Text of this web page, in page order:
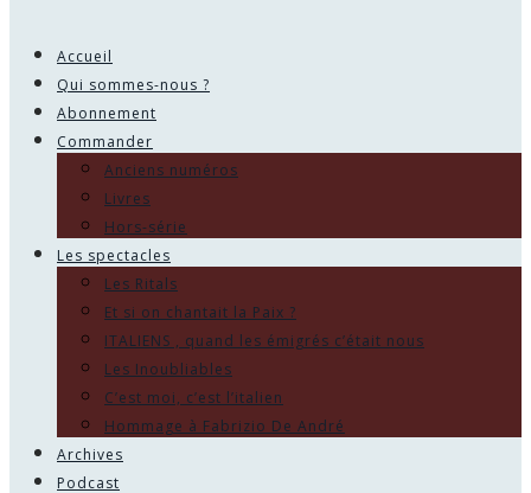
Accueil
Qui sommes-nous ?
Abonnement
Commander
Anciens numéros
Livres
Hors-série
Les spectacles
Les Ritals
Et si on chantait la Paix ?
ITALIENS , quand les émigrés c’était nous
Les Inoubliables
C’est moi, c’est l’italien
Hommage à Fabrizio De André
Archives
Podcast